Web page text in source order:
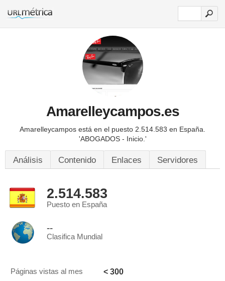
Amarelleycampos.es
Amarelleycampos está en el puesto 2.514.583 en España.
'ABOGADOS - Inicio.'
Análisis Contenido Enlaces Servidores
2.514.583
Puesto en España
--
Clasifica Mundial
Páginas vistas al mes < 300